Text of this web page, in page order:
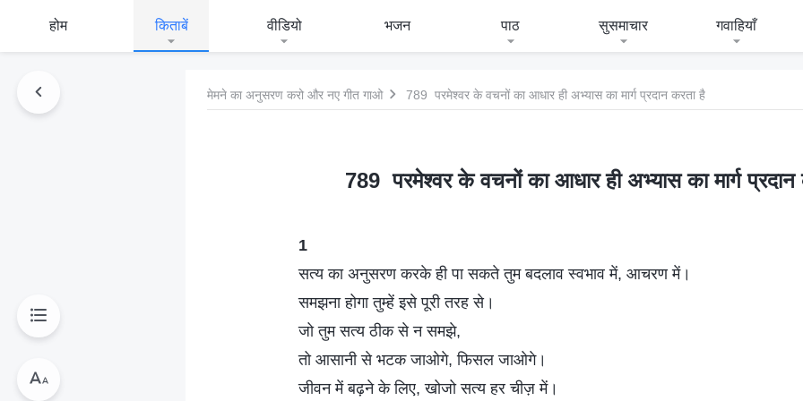
होम किताबें वीडियो भजन पाठ सुसमाचार गवाहियाँ
मेमने का अनुसरण करो और नए गीत गाओ 789 परमेश्वर के वचनों का आधार ही अभ्यास का मार्ग प्रदान करता है
789 परमेश्वर के वचनों का आधार ही अभ्यास का मार्ग प्रदान
1
सत्य का अनुसरण करके ही पा सकते तुम बदलाव स्वभाव में, आचरण में।
समझना होगा तुम्हें इसे पूरी तरह से।
जो तुम सत्य ठीक से न समझे,
तो आसानी से भटक जाओगे, फिसल जाओगे।
जीवन में बढ़ने के लिए, खोजो सत्य हर चीज़ में।